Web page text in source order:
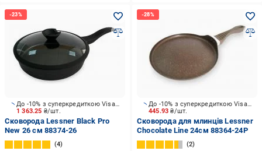
1 363.25 ₴/шт.
До -10% з суперкредиткою Visa Вигода
Сковорода Lessner Black Pro
New 26 см 88374-26
4
445.93₴/шт.
До -10% з суперкредиткою Visa Вигода
Сковорода для млинців Lessner
Chocolate Line 24см 88364-24P
2